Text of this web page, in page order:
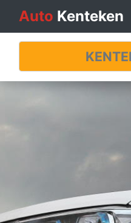
Auto Kenteken